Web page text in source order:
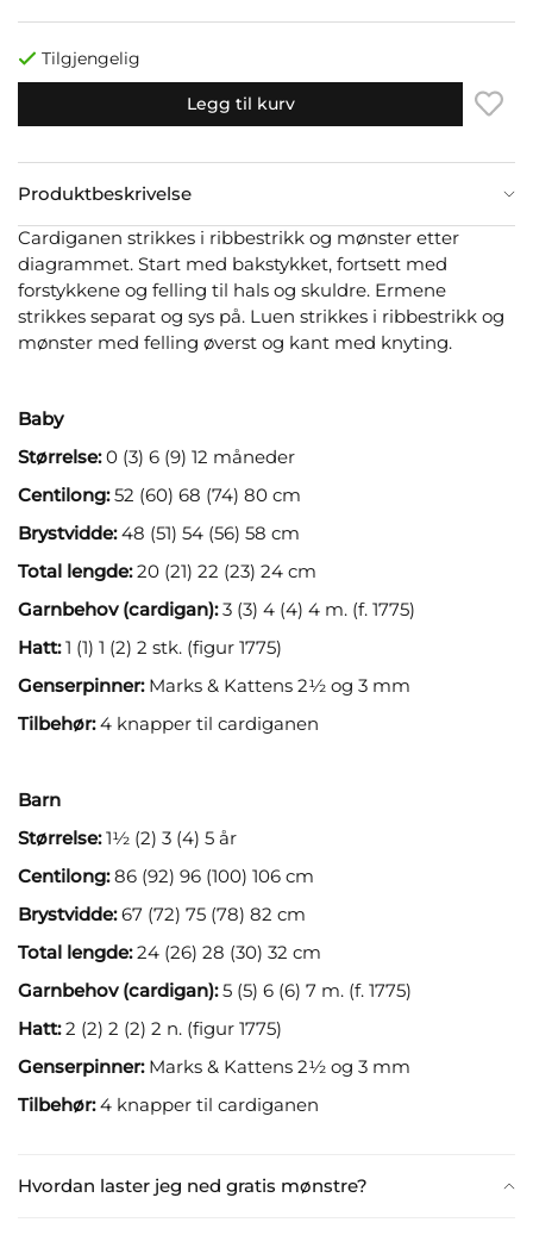
Tilgjengelig
Legg til kurv
Produktbeskrivelse
Hvordan laster jeg ned gratis mønstre?
Cardiganen strikkes i ribbestrikk og mønster etter
diagrammet. Start med bakstykket, fortsett med
forstykkene og felling til hals og skuldre. Ermene
strikkes separat og sys på. Luen strikkes i ribbestrikk og
mønster med felling øverst og kant med knyting.
Baby
Størrelse:0 (3) 6 (9) 12 måneder
Centilong:52 (60) 68 (74) 80 cm
Brystvidde:48 (51) 54 (56) 58 cm
Total lengde:20 (21) 22 (23) 24 cm
Garnbehov (cardigan):3 (3) 4 (4) 4 m. (f. 1775)
Hatt:1 (1) 1 (2) 2 stk. (figur 1775)
Genserpinner:Marks & Kattens 2½ og 3 mm
Tilbehør:4 knapper til cardiganen
Barn
Størrelse:1½ (2) 3 (4) 5 år
Centilong:86 (92) 96 (100) 106 cm
Brystvidde:67 (72) 75 (78) 82 cm
Total lengde:24 (26) 28 (30) 32 cm
Garnbehov (cardigan):5 (5) 6 (6) 7 m. (f. 1775)
Hatt:2 (2) 2 (2) 2 n. (figur 1775)
Genserpinner:Marks & Kattens 2½ og 3 mm
Tilbehør:4 knapper til cardiganen